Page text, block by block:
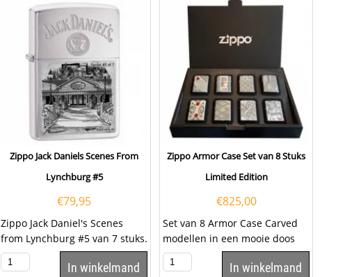
Zippo Jack Daniels Scenes From
Lynchburg #5
€79,95
Zippo Jack Daniel's Scenes
from Lynchburg #5 van 7 stuks.
Dit is een gelimiteerde...
In winkelmand
Zippo Armor Case Set van 8 Stuks
Limited Edition
€825,00
Set van 8 Armor Case Carved
modellen in een mooie doos
van Zippo. Dit is een
gelimiteerde...In winkelmand